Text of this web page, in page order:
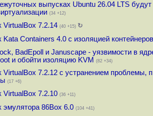
выпусках Ubuntu 26.04 LTS
(34 +12)
VirtualBox 7.2.14 (40 +15) ↻
Kata Containers 4.0 с изоляцией
BadEpoll и Januscape - уязвимости в
и обойти изоляцию KVM
(82 +34)
VirtualBox 7.2.12 с устранением проблемы,
(17 +6)
VirtualBox 7.2.10 (36 +11)
эмулятора 86Box 6.0 (104 +41)